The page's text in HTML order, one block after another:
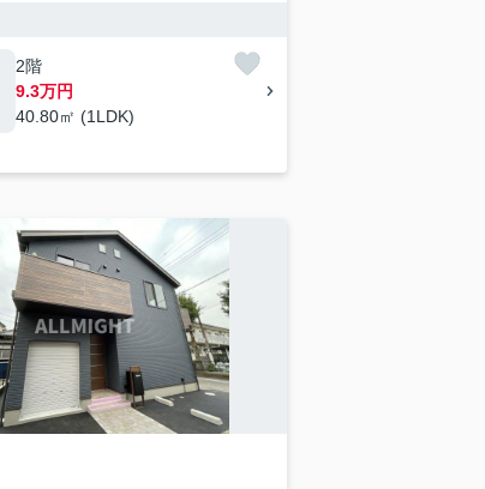
2階
9.3万円
40.80㎡ (1LDK)